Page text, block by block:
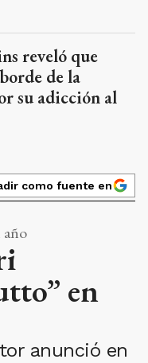
reveló que
de la
su adicción al
como fuente en
año
en
anunció en